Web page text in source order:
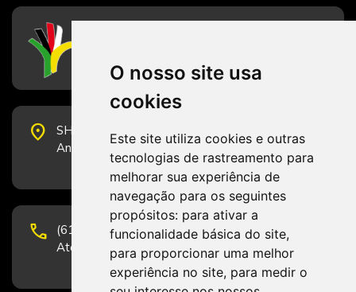
O nosso site usa
cookies
Este site utiliza cookies e outras
tecnologias de rastreamento para
melhorar sua experiência de
navegação para os seguintes
propósitos: para ativar a
funcionalidade básica do site,
para proporcionar uma melhor
experiência no site, para medir o
place
SHS Quadra 6, Bloco E, Complexo Brasil 21, 20º
Andar, Sala 2001 - CEP 70322-915 - Brasília/DF
phone
(61) 3223-1652 e (61) 98131-3801.
Atendimento por telefone em horário comercial